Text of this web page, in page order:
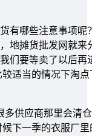
有哪些注意事项
，地摊货批发网
们要等卖了以后
适当的情况下淘
商那里会清仓
下一季的衣服厂